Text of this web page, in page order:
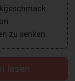
zu senken.
lesen